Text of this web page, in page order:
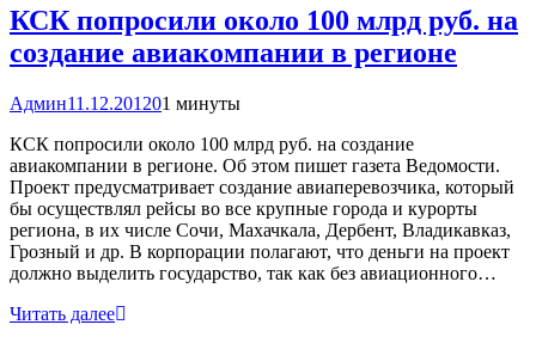
КСК попросили около 100 млрд руб. на
создание авиакомпании в регионе
Админ11.12.201201 минуты
КСК попросили около 100 млрд руб. на создание
авиакомпании в регионе. Об этом пишет газета Ведомости.
Проект предусматривает создание авиаперевозчика, который
бы осуществлял рейсы во все крупные города и курорты
региона, в их числе Сочи, Махачкала, Дербент, Владикавказ,
Грозный и др. В корпорации полагают, что деньги на проект
должно выделить государство, так как без авиационного…
Читать далее